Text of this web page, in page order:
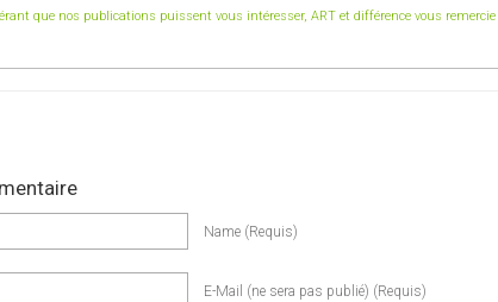
que nos publications puissent vous intéresser, ART et différence vous
Name (requis)
E-Mail (ne sera pas publié) (requis)